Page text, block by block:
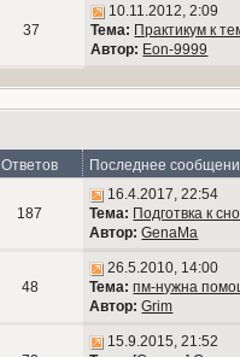
37
10.11.2012, 2:09
Тема: Практикум к
Автор: Eon-9999
Ответов Последнее
187
16.4.2017, 22:54
Тема: Подготвка к
Автор: GenaMa
48
26.5.2010, 14:00
Тема: пм-нужна
Автор: Grim
15.9.2015, 21:52